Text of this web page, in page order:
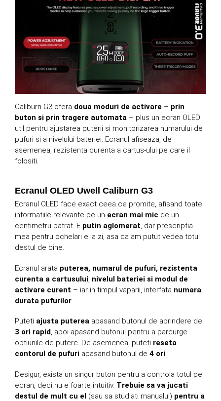
Caliburn G3 ofera doua moduri de activare – prin
buton si prin tragere automata – plus un ecran OLED
util pentru ajustarea puterii si monitorizarea numarului de
pufuri si a nivelului bateriei. Ecranul afiseaza, de
asemenea, rezistenta curenta a cartus-ului pe care il
folositi.
Ecranul OLED Uwell Caliburn G3
Ecranul OLED face exact ceea ce promite, afisand toate
informatiile relevante pe un ecran mai mic de un
centimetru patrat. E putin aglomerat, dar prescriptia
mea pentru ochelari e la zi, asa ca am putut vedea totul
destul de bine.
Ecranul arata puterea, numarul de pufuri, rezistenta
curenta a cartusului, nivelul bateriei si modul de
activare curent – iar in timpul vaparii, interfata numara
durata pufurilor.
Puteti ajusta puterea apasand butonul de aprindere de
3 ori rapid, apoi apasand butonul pentru a parcurge
optiunile de putere. De asemenea, puteti reseta
contorul de pufuri apasand butonul de 4 ori.
Desigur, exista un singur buton pentru a controla totul pe
ecran, deci nu e foarte intuitiv. Trebuie sa va jucati
destul de mult cu el (sau sa studiati manualul) pentru a